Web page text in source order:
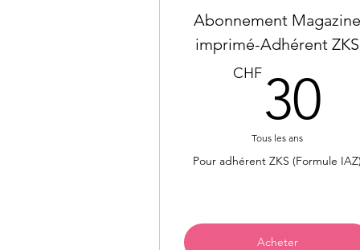
Abonnement Magazine
imprimé-Adhérent ZKS
CHF 30
Tous les ans
Pour adhérent ZKS (Formule IAZ)
Acheter